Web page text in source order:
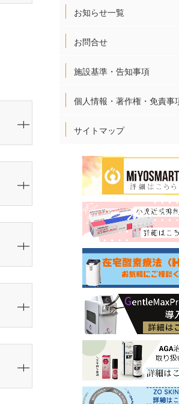
お知らせ一覧
お問合せ
施設基準・告知事項
個人情報・著作権・免責事
サイトマップ